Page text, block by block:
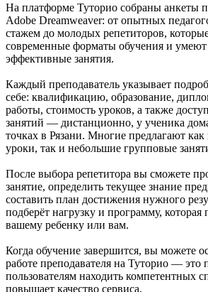
На платформе Туторио собраны анкеты
Adobe Dreamweaver: от опытных
стажем до молодых репетиторов,
современные форматы обучения и умеют
эффективные занятия.
Каждый преподаватель указывает
себе: квалификацию, образование,
работы, стоимость уроков, а также
занятий — дистанционно, у ученика
точках в Рязани. Многие предлагают
уроки, так и небольшие групповые
После выбора репетитора вы сможете
занятие, определить текущее знание
составить план достижения нужного
подберёт нагрузку и программу,
вашему ребенку или вам.
Когда обучение завершится, вы можете
работе преподавателя на Туторио — это
пользователям находить компетентных
повышает качество сервиса.